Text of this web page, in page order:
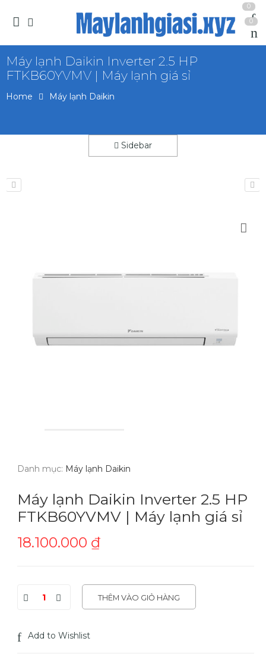
0
0
Máy lạnh Daikin Inverter 2.5 HP
FTKB60YVMV | Máy lạnh giá sỉ
Home Máy lạnh Daikin
Sidebar
Danh mục: Máy lạnh Daikin
Máy lạnh Daikin Inverter 2.5 HP
FTKB60YVMV | Máy lạnh giá sỉ
18.100.000 ₫
THÊM VÀO GIỎ HÀNG
Add to Wishlist